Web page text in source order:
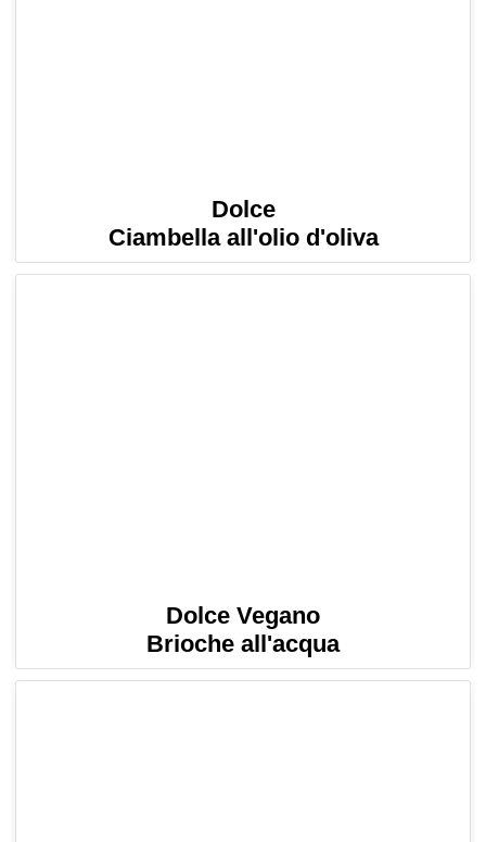
Dolce
Ciambella all'olio d'oliva
Dolce Vegano
Brioche all'acqua